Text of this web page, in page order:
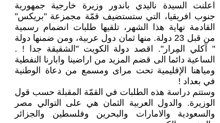
اعلنت السيدة ناليدي باندور وزيرة خارجية جمهورية
جنوب افريقيا، التي ستستضيف قمّة مجمزعة "بريكس"
القادمة نهاية هذا الشهر، تلقيها طلبات انضمام رسمية
من قبل 23 دولة. منها ثمان دول عربية، ومن ضمنها دولة
" آكلي المِرار". اقصد دولة الكويت "الشقيقة جدا ! .
الساعية دائما الى قضم المزيد من اراضينا وابارنا النفطية
ومياهنا الإقليمية تحت مراى ومسمع من دعاة الوطنية
في بعداد !
وستتم دراسة هذه الطلبات في القمّة المقبلة حسب قول
الوزيرة. والدول العربية الثمان هي على التوالي مصر
والسعودية والامارات والبحرين وفلسطين والجزائر